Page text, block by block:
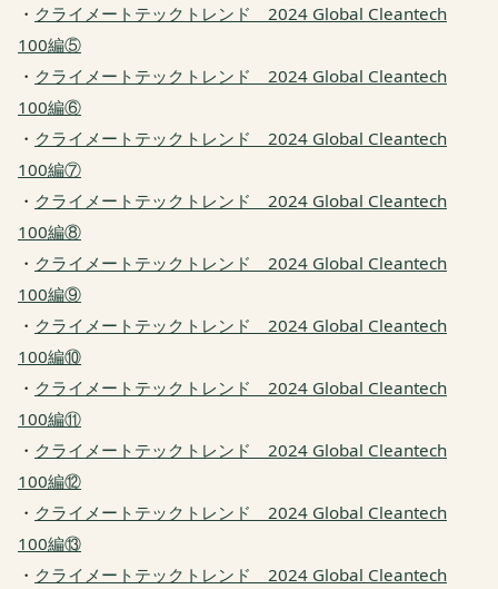
・ クライメートテックトレンド 2024 Global Cleantech
100編⑤
・ クライメートテックトレンド 2024 Global Cleantech
100編⑥
・ クライメートテックトレンド 2024 Global Cleantech
100編⑦
・ クライメートテックトレンド 2024 Global Cleantech
100編⑧
・ クライメートテックトレンド 2024 Global Cleantech
100編⑨
・ クライメートテックトレンド 2024 Global Cleantech
100編⑩
・ クライメートテックトレンド 2024 Global Cleantech
100編⑪
・ クライメートテックトレンド 2024 Global Cleantech
100編⑫
・ クライメートテックトレンド 2024 Global Cleantech
100編⑬
・ クライメートテックトレンド 2024 Global Cleantech